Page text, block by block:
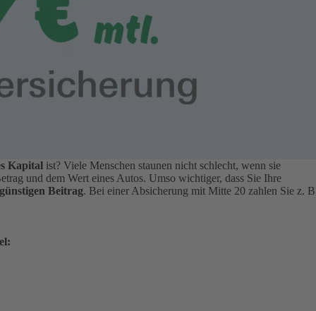
Kapital ist? Viele Menschen staunen nicht schlecht, wenn sie
und dem Wert eines Autos. Umso wichtiger, dass Sie Ihre
günstigen Beitrag. Bei einer Absicherung mit Mitte 20 zahlen Sie z.